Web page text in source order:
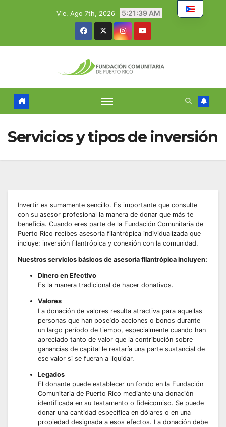
Vie. Ago 7th, 2026 5:21:40 AM
Servicios y tipos de inversión
Invertir es sumamente sencillo. Es importante que consulte
con su asesor profesional la manera de donar que más te
beneficia. Cuando eres parte de la Fundación Comunitaria de
Puerto Rico recibes asesoría filantrópica individualizada que
incluye: inversión filantrópica y conexión con la comunidad.
Nuestros servicios básicos de asesoría filantrópica incluyen:
Dinero en Efectivo
Es la manera tradicional de hacer donativos.
Valores
La donación de valores resulta atractiva para aquellas
personas que han poseído acciones o bonos durante
un largo período de tiempo, especialmente cuando han
apreciado tanto de valor que la contribución sobre
ganancias de capital le restaría una parte sustancial de
ese valor si se fueran a liquidar.
Legados
El donante puede establecer un fondo en la Fundación
Comunitaria de Puerto Rico mediante una donación
identificada en su testamento o fideicomiso. Se puede
donar una cantidad específica en dólares o en una
propiedad designada a esos efectos. La donación debe